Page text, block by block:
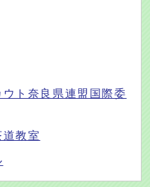
ト奈良県連盟国際委
教室